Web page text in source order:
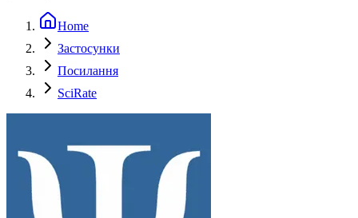
Home
Застосунки
Посилання
SciRate